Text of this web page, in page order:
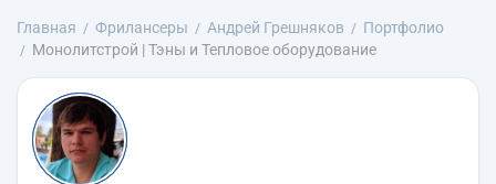
Главная Фрилансеры Андрей Грешняков
Портфолио
Монолитстрой | Тэны и Тепловое оборудование